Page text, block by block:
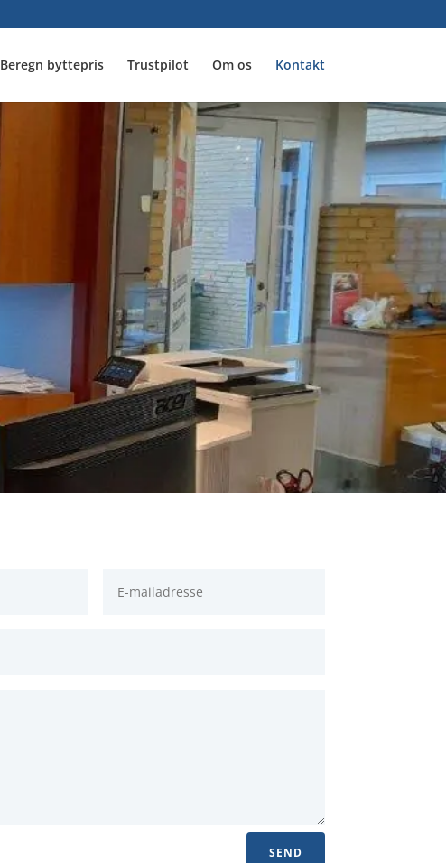
Beregn byttepris Trustpilot Om os Kontakt
SEND